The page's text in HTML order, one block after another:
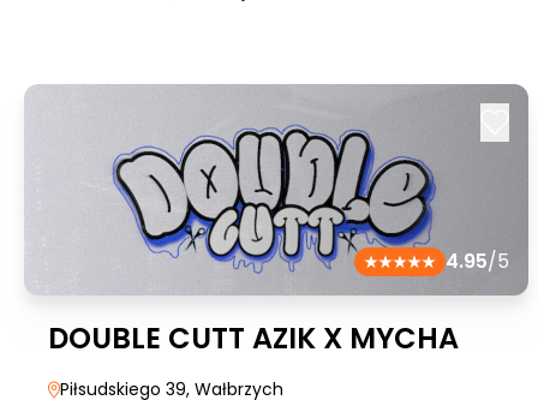
4.95/5
DOUBLE CUTT AZIK X MYCHA
Piłsudskiego 39, Wałbrzych